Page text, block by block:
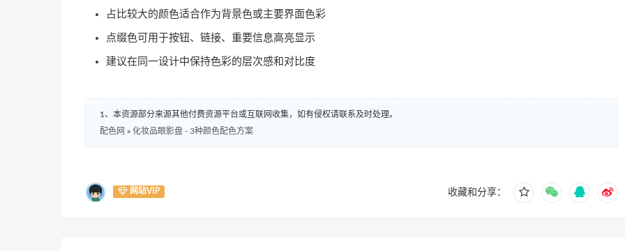
占比较大的颜色适合作为背景色或主要界面色彩
点缀色可用于按钮、链接、重要信息高亮显示
建议在同一设计中保持色彩的层次感和对比度
1、本资源部分来源其他付费资源平台或互联网收集，如有侵权请联系及时处理。
配色网 » 化妆品眼影盘 - 3种颜色配色方案
网站VIP 收藏和分享：